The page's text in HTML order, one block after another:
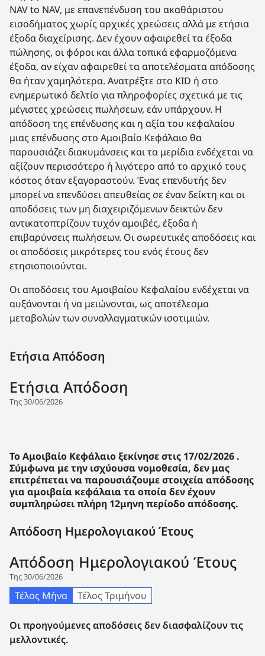
NAV to NAV, με επανεπένδυση του ακαθάριστου
εισοδήματος χωρίς αρχικές χρεώσεις αλλά με ετήσια
έξοδα διαχείρισης. Δεν έχουν αφαιρεθεί τα έξοδα
πώλησης, οι φόροι και άλλα τοπικά εφαρμοζόμενα
έξοδα, αν είχαν αφαιρεθεί τα αποτελέσματα απόδοσης
θα ήταν χαμηλότερα. Ανατρέξτε στο KID ή στο
ενημερωτικό δελτίο για πληροφορίες σχετικά με τις
μέγιστες χρεώσεις πωλήσεων, εάν υπάρχουν. Η
απόδοση της επένδυσης και η αξία του κεφαλαίου
μιας επένδυσης στο Αμοιβαίο Κεφάλαιο θα
παρουσιάζει διακυμάνσεις και τα μερίδια ενδέχεται να
αξίζουν περισσότερο ή λιγότερο από το αρχικό τους
κόστος όταν εξαγοραστούν. Ένας επενδυτής δεν
μπορεί να επενδύσει απευθείας σε έναν δείκτη και οι
αποδόσεις των μη διαχειριζόμενων δεικτών δεν
αντικατοπτρίζουν τυχόν αμοιβές, έξοδα ή
επιβαρύνσεις πωλήσεων. Οι σωρευτικές αποδόσεις και
οι αποδόσεις μικρότερες του ενός έτους δεν
ετησιοποιούνται.
Οι αποδόσεις του Αμοιβαίου Κεφαλαίου ενδέχεται να
αυξάνονται ή να μειώνονται, ως αποτέλεσμα
μεταβολών των συναλλαγματικών ισοτιμιών.
Ετήσια Απόδοση
Ετήσια Απόδοση
Της 30/06/2026
To Aμοιβαίο Κεφάλαιο ξεκίνησε στις 17/02/2026 .
Σύμφωνα με την ισχύουσα νομοθεσία, δεν μας
επιτρέπεται να παρουσιάζουμε στοιχεία απόδοσης
για αμοιβαία κεφάλαια τα οποία δεν έχουν
συμπληρώσει πλήρη 12μηνη περίοδο απόδοσης.
Απόδοση Ημερολογιακού Έτους
Απόδοση Ημερολογιακού Έτους
Της 30/06/2026
Τέλος Μήνα Τέλος Τριμήνου
Οι προηγούμενες αποδόσεις δεν διασφαλίζουν τις
μελλοντικές.